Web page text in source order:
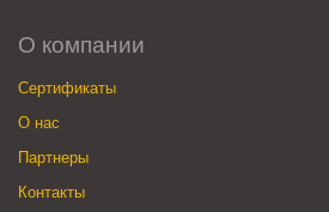
О компании
Сертификаты
О нас
Партнеры
Контакты